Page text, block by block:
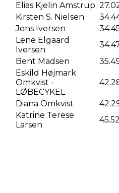
Elias Kjelin Amstrup
Kirsten S. Nielsen
Jens Iversen
Lene Elgaard
Iversen
Bent Madsen
Eskild Højmark
Omkvist -
LØBECYKEL
Diana Omkvist
Katrine Terese
Larsen
45.52